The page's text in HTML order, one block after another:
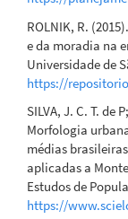
ROLNIK, R.
e da moradia na
Universidade de
https://
SILVA, J. C. T. de
Morfologia
médias
aplicadas a
Estudos de
https://